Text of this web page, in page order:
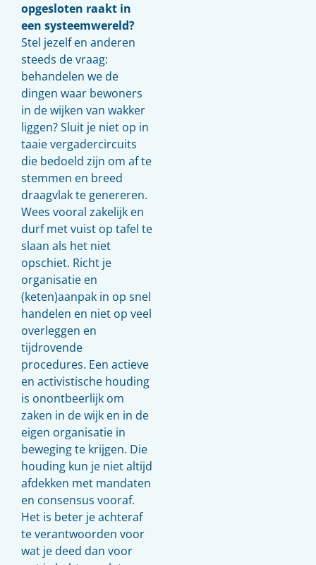
opgesloten raakt in
een systeemwereld?
Stel jezelf en anderen
steeds de vraag:
behandelen we de
dingen waar bewoners
in de wijken van wakker
liggen? Sluit je niet op in
taaie vergadercircuits
die bedoeld zijn om af te
stemmen en breed
draagvlak te genereren.
Wees vooral zakelijk en
durf met vuist op tafel te
slaan als het niet
opschiet. Richt je
organisatie en
(keten)aanpak in op snel
handelen en niet op veel
overleggen en
tijdrovende
procedures. Een actieve
en activistische houding
is onontbeerlijk om
zaken in de wijk en in de
eigen organisatie in
beweging te krijgen. Die
houding kun je niet altijd
afdekken met mandaten
en consensus vooraf.
Het is beter je achteraf
te verantwoorden voor
wat je deed dan voor